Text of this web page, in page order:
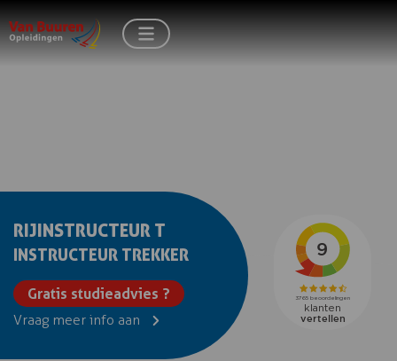
RIJINSTRUCTEUR T
INSTRUCTEUR TREKKER
Gratis studieadvies ?
Vraag meer info aan